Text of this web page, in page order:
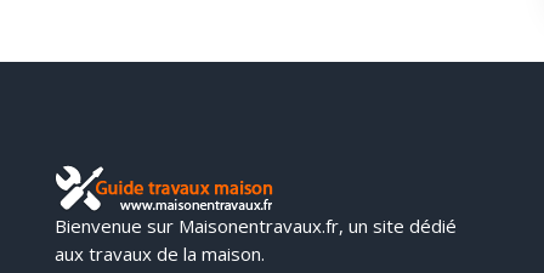
Bienvenue sur Maisonentravaux.fr, un site dédié
aux travaux de la maison.